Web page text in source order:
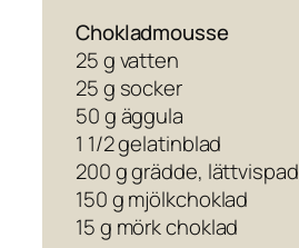
Chokladmousse
25 g vatten
25 g socker
50 g äggula
1 1/2 gelatinblad
200 g grädde, lättvispad
150 g mjölkchoklad
15 g mörk choklad